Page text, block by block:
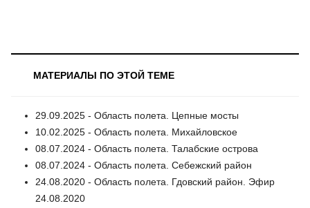
МАТЕРИАЛЫ ПО ЭТОЙ ТЕМЕ
29.09.2025 - Область полета. Цепные мосты
10.02.2025 - Область полета. Михайловское
08.07.2024 - Область полета. Талабские острова
08.07.2024 - Область полета. Себежский район
24.08.2020 - Область полета. Гдовский район. Эфир
24.08.2020